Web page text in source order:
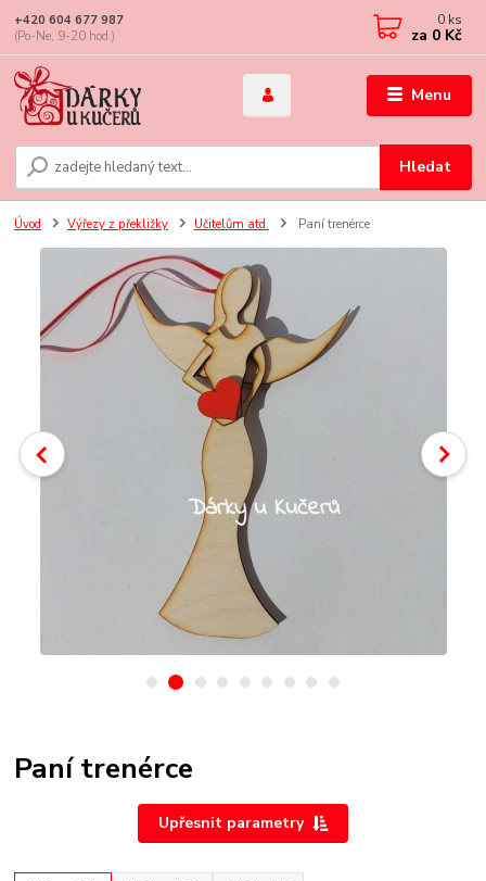
Menu
Hledat
+420 604 677 987
(Po-Ne, 9-20 hod.)
0 ks
za 0 Kč
Úvod Výřezy z překližky Učitelům atd. Paní trenérce
Paní trenérce
Upřesnit parametry